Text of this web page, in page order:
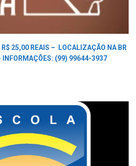
25,00 REAIS –
LOCALIZAÇÃO NA BR
INFORMAÇÕES: (99) 99644-3937